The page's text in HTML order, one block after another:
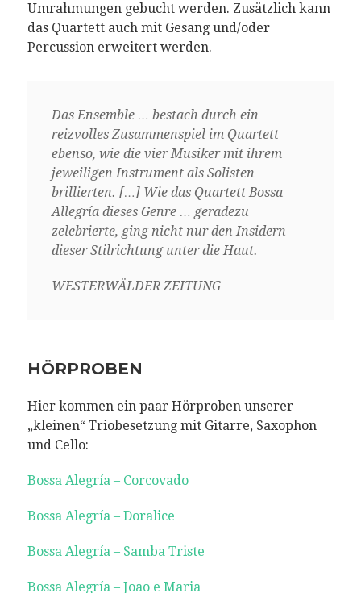
Umrahmungen gebucht werden. Zusätzlich kann
das Quartett auch mit Gesang und/oder
Percussion erweitert werden.
Das Ensemble … bestach durch ein
reizvolles Zusammenspiel im Quartett
ebenso, wie die vier Musiker mit ihrem
jeweiligen Instrument als Solisten
brillierten. […] Wie das Quartett Bossa
Allegría dieses Genre … geradezu
zelebrierte, ging nicht nur den Insidern
dieser Stilrichtung unter die Haut.
WESTERWÄLDER ZEITUNG
HÖRPROBEN
Hier kommen ein paar Hörproben unserer
„kleinen“ Triobesetzung mit Gitarre, Saxophon
und Cello:
Bossa Alegría – Corcovado
Bossa Alegría – Doralice
Bossa Alegría – Samba Triste
Bossa Alegría – Joao e Maria